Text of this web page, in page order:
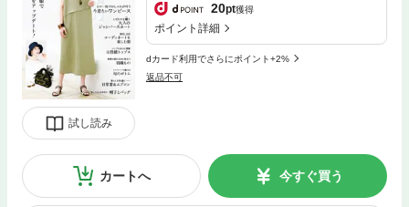
試し読み
20pt獲得
ポイント詳細
dカード利用でさらにポイント+2%
返品不可
カートへ 今すぐ買う